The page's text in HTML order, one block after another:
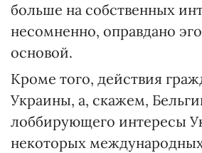
больше на собственных
несомненно, оправдано
основой.
Кроме того, действия
Украины, а, скажем,
лоббирующего интересы
некоторых